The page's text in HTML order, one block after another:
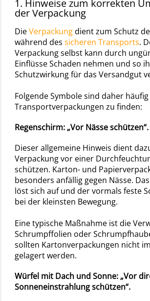
1. Hinweise zum korrekten
der Verpackung
DieVerpackungdient zum Schutz
während des sicheren Transports.
Verpackung selbst kann durch
Einflüsse Schaden nehmen und so
Schutzwirkung für das Versandgut
Folgende Symbole sind daher
Transportverpackungen zu finden:
Regenschirm: „Vor Nässe schützen“.
Dieser allgemeine Hinweis dient
Verpackung vor einer
schützen. Karton- und
besonders anfällig gegen Nässe.
löst sich auf und der vormals feste
bei der kleinsten Bewegung.
Eine typische Maßnahme ist die
Schrumpffolien oder
sollten Kartonverpackungen nicht
gelagert werden.
Würfel mit Dach und Sonne: „Vor
Sonneneinstrahlung schützen“.